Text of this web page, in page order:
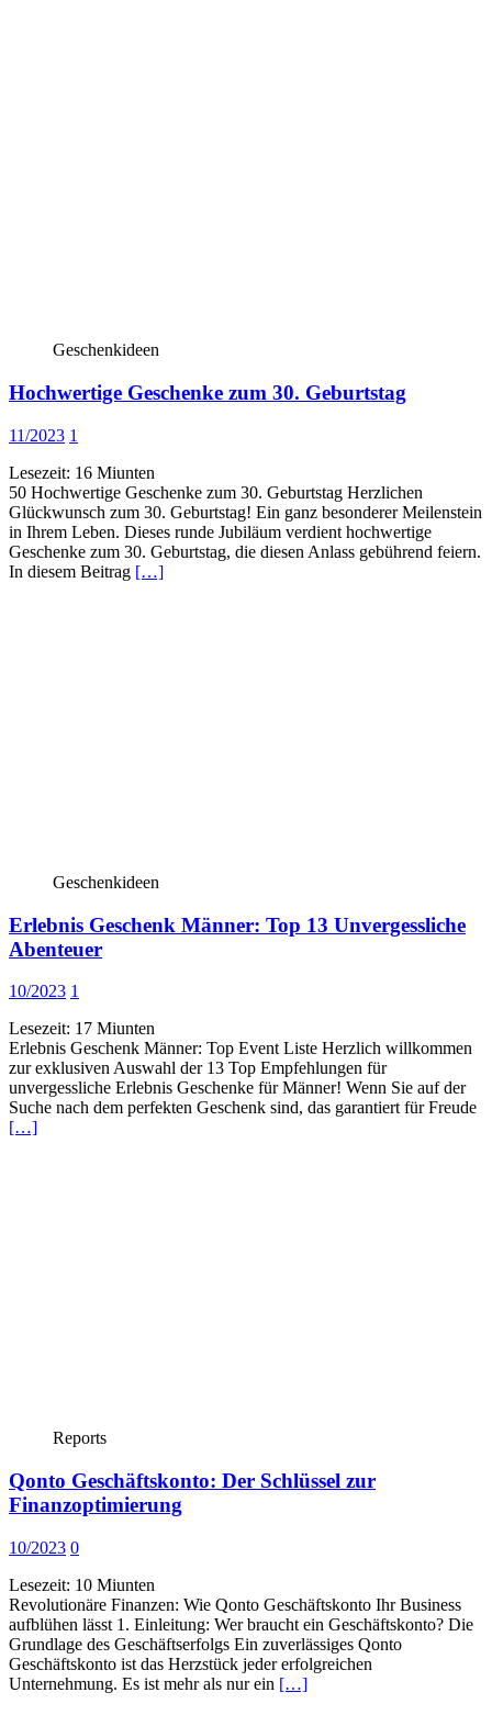
Geschenkideen
Hochwertige Geschenke zum 30. Geburtstag
11/2023 1
Lesezeit: 16 Miunten
50 Hochwertige Geschenke zum 30. Geburtstag Herzlichen
Glückwunsch zum 30. Geburtstag! Ein ganz besonderer Meilenstein
in Ihrem Leben. Dieses runde Jubiläum verdient hochwertige
Geschenke zum 30. Geburtstag, die diesen Anlass gebührend feiern.
In diesem Beitrag […]
Geschenkideen
Erlebnis Geschenk Männer: Top 13 Unvergessliche
Abenteuer
10/2023 1
Lesezeit: 17 Miunten
Erlebnis Geschenk Männer: Top Event Liste Herzlich willkommen
zur exklusiven Auswahl der 13 Top Empfehlungen für
unvergessliche Erlebnis Geschenke für Männer! Wenn Sie auf der
Suche nach dem perfekten Geschenk sind, das garantiert für Freude
[…]
Reports
Qonto Geschäftskonto: Der Schlüssel zur
Finanzoptimierung
10/2023 0
Lesezeit: 10 Miunten
Revolutionäre Finanzen: Wie Qonto Geschäftskonto Ihr Business
aufblühen lässt 1. Einleitung: Wer braucht ein Geschäftskonto? Die
Grundlage des Geschäftserfolgs Ein zuverlässiges Qonto
Geschäftskonto ist das Herzstück jeder erfolgreichen
Unternehmung. Es ist mehr als nur ein […]